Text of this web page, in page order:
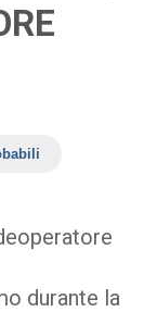
durante la